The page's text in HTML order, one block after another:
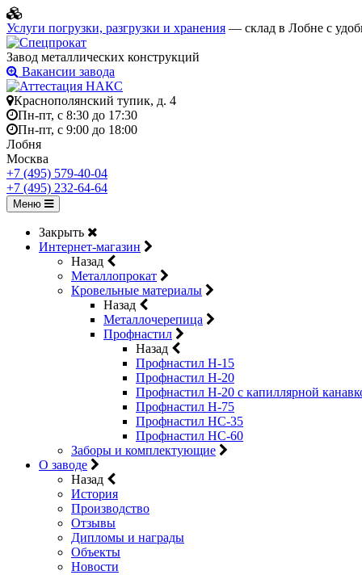
Услуги погрузки, разгрузки и хранения — склад в Лобне с
Завод металлических конструкций
Вакансии завода
Краснополянский тупик, д. 4
Пн-пт, с 8:30 до 17:30
Пн-пт, с 9:00 до 18:00
Лобня
Москва
+7 (495) 579-40-04
+7 (495) 232-64-64
Меню
Закрыть
Интернет-магазин
Назад
Металлопрокат
Кровельные материалы
Назад
Металлочерепица
Профнастил
Назад
Профнастил Н-15
Профнастил Н-20
Профнастил Н-20 с капиллярной
Профнастил Н-75
Профнастил НС-35
Профнастил НС-60
Заборы и комплектующие
О заводе
Назад
История
Производство
Отзывы
Дипломы и награды
Объекты
Новости